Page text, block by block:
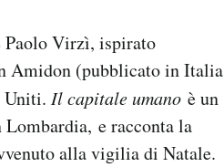
Paolo Virzì, ispirato
Amidon (pubblicato in Italia
Uniti. Il capitale umano è un
Lombardia, e racconta la
alla vigilia di Natale.